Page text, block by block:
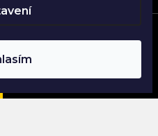
práva vyhrazena.